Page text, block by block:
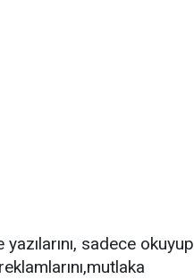
sadece okuyup